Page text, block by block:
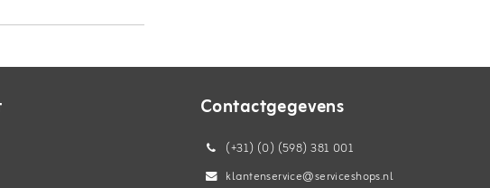
Contactgegevens
(+31) (0) (598) 381 001
klantenservice@serviceshops.nl